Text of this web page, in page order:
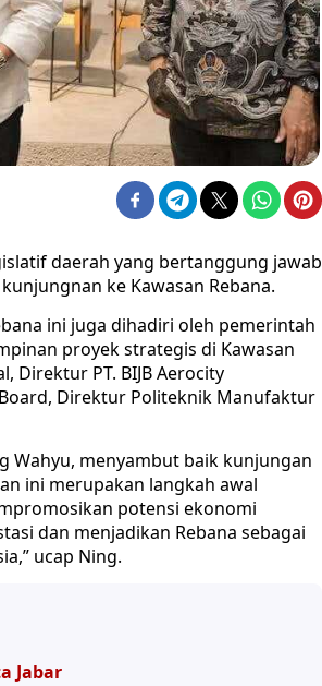
daerah yang bertanggung jawab
ke Kawasan Rebana.
ini juga dihadiri oleh pemerintah
proyek strategis di Kawasan
Direktur PT. BIJB Aerocity
Direktur Politeknik Manufaktur
Wahyu, menyambut baik kunjungan
ini merupakan langkah awal
potensi ekonomi
dan menjadikan Rebana sebagai
ucap Ning.
Jabar